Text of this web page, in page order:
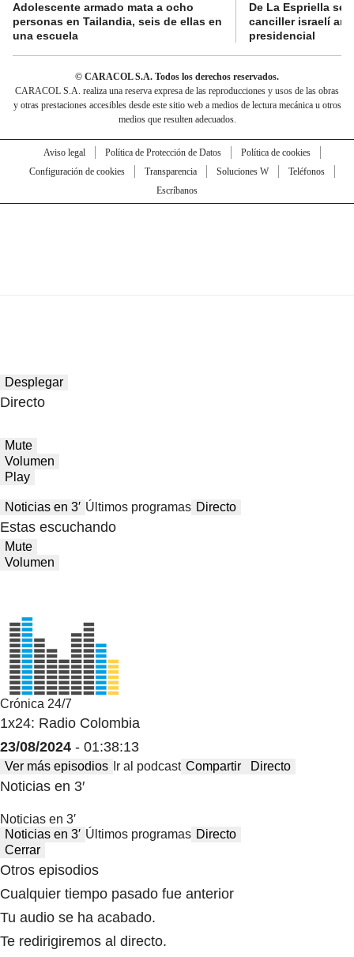
Adolescente armado mata a ocho
personas en Tailandia, seis de ellas en
una escuela
De La Espriella se
canciller israelí
presidencial
© CARACOL S.A. Todos los derechos reservados.
CARACOL S.A. realiza una reserva expresa de las reproducciones y usos de las obras
y otras prestaciones accesibles desde este sitio web a medios de lectura mecánica u otros
medios que resulten adecuados.
Aviso legal Política de Protección de Datos
Política de cookies
Configuración de cookies
Transparencia Soluciones W
Teléfonos
Escríbanos
Desplegar
Directo
Mute
Volumen
Play
Noticias en 3′ Últimos programas Directo
Estas escuchando
Mute
Volumen
Crónica 24/7
1x24: Radio Colombia
23/08/2024 - 01:38:13
Ver más episodios Ir al podcast Compartir Directo
Noticias en 3′
Noticias en 3′
Noticias en 3′ Últimos programas Directo
Cerrar
Otros episodios
Cualquier tiempo pasado fue anterior
Tu audio se ha acabado.
Te redirigiremos al directo.